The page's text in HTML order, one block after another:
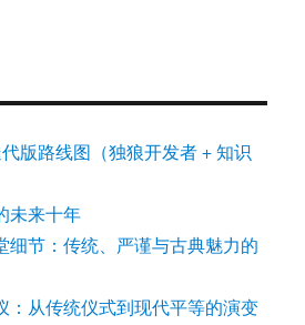
代版路线图（独狼开发者 + 知识
未来十年
细节：传统、严谨与古典魅力的
：从传统仪式到现代平等的演变